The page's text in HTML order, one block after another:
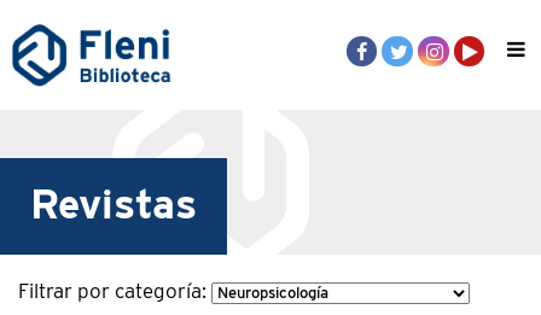
Revistas
Filtrar por categoría: